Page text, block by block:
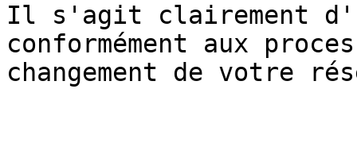
Il s'agit clairement
conformément aux
changement de votre